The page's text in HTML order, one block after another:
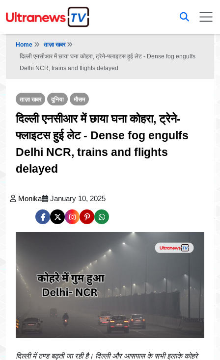
Home
ताज़ा खबर
दिल्ली एनसीआर में छाया घना कोहरा, ट्रेने-फ्लाइटस हुई लेट - Dense fog engulfs
Delhi NCR, trains and flights delayed
ताज़ा खबर दुनिया मौसम
दिल्ली एनसीआर में छाया घना कोहरा, ट्रेने-
फ्लाइटस हुई लेट - Dense fog engulfs
Delhi NCR, trains and flights
delayed
Monika January 10, 2025
दिल्ली में ठण्ड बढ़ती जा रही है। दिल्ली और आसपास के सभी इलाके कोहरे